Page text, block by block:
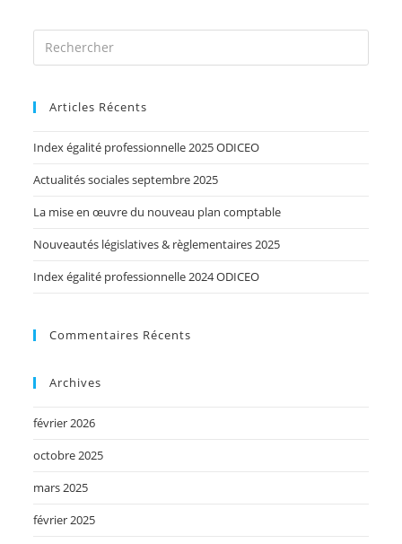
Articles Récents
Index égalité professionnelle 2025 ODICEO
Actualités sociales septembre 2025
La mise en œuvre du nouveau plan comptable
Nouveautés législatives & règlementaires 2025
Index égalité professionnelle 2024 ODICEO
Commentaires Récents
Archives
février 2026
octobre 2025
mars 2025
février 2025